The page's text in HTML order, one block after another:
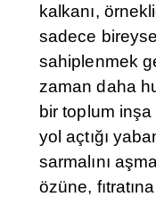
kalkanı,
sadece
sahiplenmek
zaman daha
bir toplum
yol açtığı
sarmalını
özüne,